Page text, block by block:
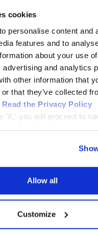
cookies
personalise content and
features and to
about your use
advertising and analytics
other information that
that they’ve collected
Read the Privacy Policy
'X,' you will proceed to
Allow all
Customize
AGGIUNGI AL CARRELLO
SCRIVICI
342